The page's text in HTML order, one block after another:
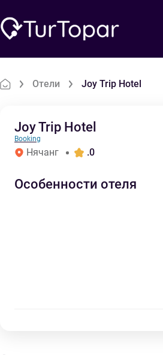
Отели Joy Trip Hotel
Joy Trip Hotel
Booking
Нячанг .0
Особенности отеля